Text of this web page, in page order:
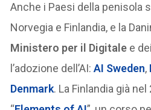
Anche i Paesi della penisola
Norvegia e Finlandia, e la
Ministero per il Digitale e
l’adozione dell’AI:AI Sweden,
Denmark. La Finlandia già